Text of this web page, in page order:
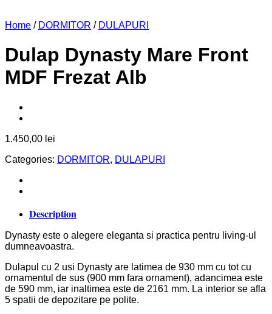
Home / DORMITOR / DULAPURI
Dulap Dynasty Mare Front
MDF Frezat Alb
1.450,00 lei
Categories: DORMITOR, DULAPURI
Description
Dynasty este o alegere eleganta si practica pentru living-ul
dumneavoastra.
Dulapul cu 2 usi Dynasty are latimea de 930 mm cu tot cu
ornamentul de sus (900 mm fara ornament), adancimea este
de 590 mm, iar inaltimea este de 2161 mm. La interior se afla
5 spatii de depozitare pe polite.